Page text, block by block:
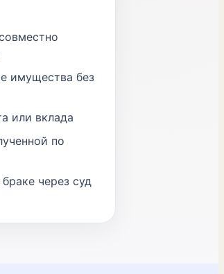
имущества без
или вклада
по
через суд